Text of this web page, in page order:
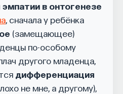
в онтогенезе
, сначала у ребёнка
(замещающее)
по-особому
другого младенца,
дифференциация
не мне, а другому),